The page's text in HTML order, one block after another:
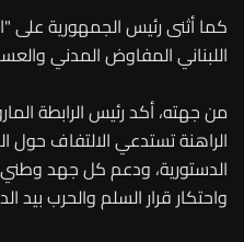
كما أثنى رئيس الجمهورية على
اللبناني المفاوض المدني
من جهته، أكد رئيس الرابطة
الراهنة تستدعي الالتفاف
الدستورية، ودعم كل جهد وطني
واحتكار قرار السلم والحرب بيد